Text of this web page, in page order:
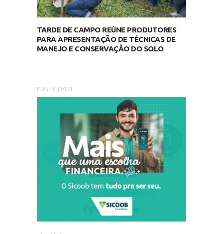
TARDE DE CAMPO REÚNE PRODUTORES
PARA APRESENTAÇÃO DE TÉCNICAS DE
MANEJO E CONSERVAÇÃO DO SOLO
PUBLICIDADE